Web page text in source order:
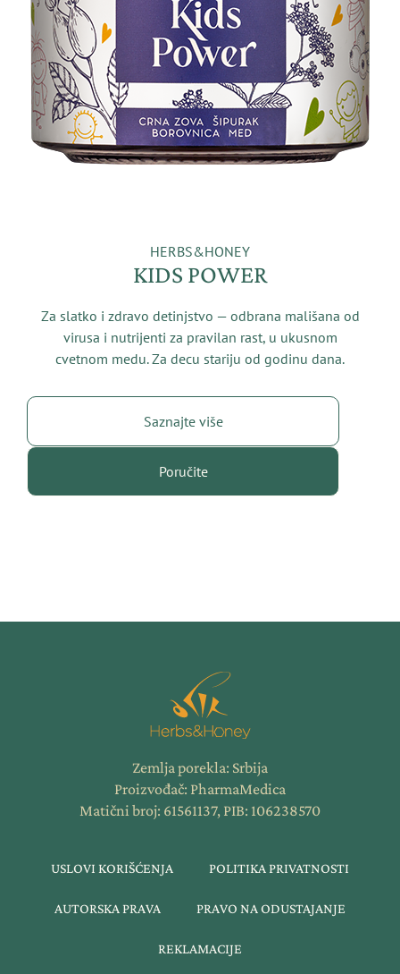
HERBS&HONEY
KIDS POWER
Za slatko i zdravo detinjstvo — odbrana mališana od
virusa i nutrijenti za pravilan rast, u ukusnom
cvetnom medu. Za decu stariju od godinu dana.
Saznajte više
Poručite
Zemlja porekla: Srbija
Proizvođač: PharmaMedica
Matični broj: 61561137, PIB: 106238570
USLOVI KORIŠĆENJA POLITIKA PRIVATNOSTI
AUTORSKA PRAVA PRAVO NA ODUSTAJANJE
REKLAMACIJE